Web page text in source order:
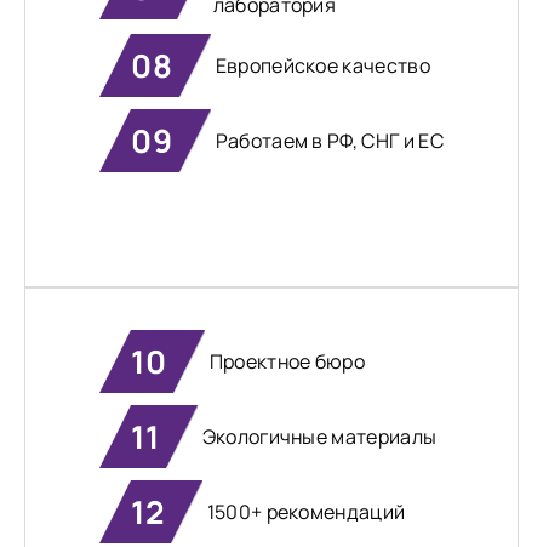
08 Европейское качество
09 Работаем в РФ, СНГ и ЕС
10 Проектное бюро
11 Экологичные материалы
12 1500+ рекомендаций